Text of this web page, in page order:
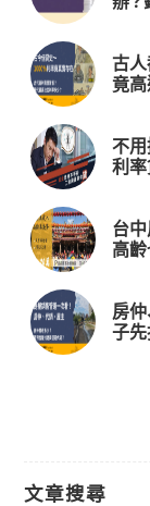
古
竟高
不
利
台
高
房仲
子先
文章搜尋